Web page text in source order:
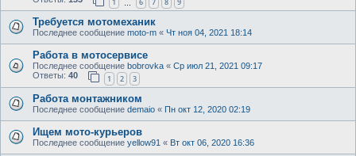
1 6 7 8 9
Требуется мотомеханик
Последнее сообщение moto-m « Чт ноя 04, 2021 18:14
Работа в мотосервисе
Последнее сообщение bobrovka « Ср июл 21, 2021 09:17
Ответы: 40 1 2 3
Работа монтажником
Последнее сообщение demaio « Пн окт 12, 2020 02:19
Ищем мото-курьеров
Последнее сообщение yellow91 « Вт окт 06, 2020 16:36